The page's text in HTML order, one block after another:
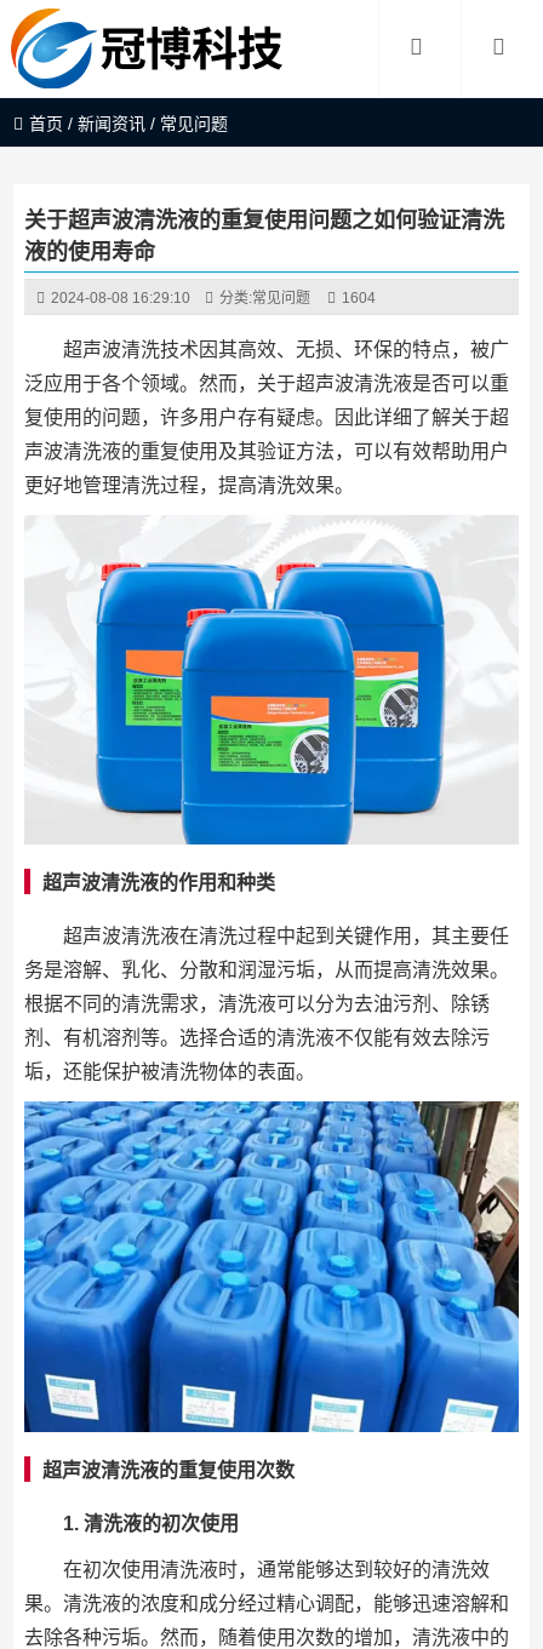
首页 /新闻资讯 / 常见问题
关于超声波清洗液的重复使用问题之如何验证清洗
液的使用寿命
2024-08-08 16:29:10 分类:常见问题 1604
超声波清洗技术因其高效、无损、环保的特点，被广
泛应用于各个领域。然而，关于超声波清洗液是否可以重
复使用的问题，许多用户存有疑虑。因此详细了解关于超
声波清洗液的重复使用及其验证方法，可以有效帮助用户
更好地管理清洗过程，提高清洗效果。
超声波清洗液的作用和种类
超声波清洗液在清洗过程中起到关键作用，其主要任
务是溶解、乳化、分散和润湿污垢，从而提高清洗效果。
根据不同的清洗需求，清洗液可以分为去油污剂、除锈
剂、有机溶剂等。选择合适的清洗液不仅能有效去除污
垢，还能保护被清洗物体的表面。
超声波清洗液的重复使用次数
1. 清洗液的初次使用
在初次使用清洗液时，通常能够达到较好的清洗效
果。清洗液的浓度和成分经过精心调配，能够迅速溶解和
去除各种污垢。然而，随着使用次数的增加，清洗液中的